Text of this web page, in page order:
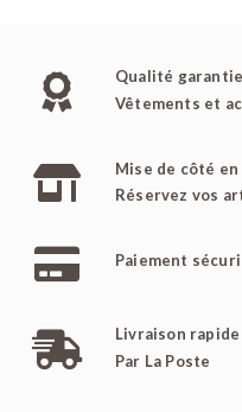
Qualité garantie
Vêtements et
Mise de côté
Réservez vos
Paiement
Livraison
Par La Poste